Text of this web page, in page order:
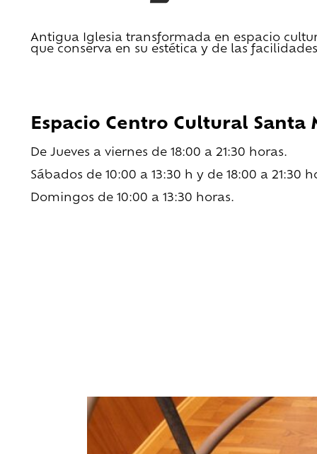
Antigua Iglesia transformada en espacio
que conserva en su estética y de las
Espacio Centro Cultural Santa
De Jueves a viernes de 18:00 a 21:30 horas.
Sábados de 10:00 a 13:30 h y de 18:00 a 21:30
Domingos de 10:00 a 13:30 horas.